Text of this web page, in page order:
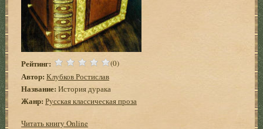
Рейтинг: (0)
Автор: Клубков Ростислав
Название: История дурака
Жанр: Русская классическая проза
Читать книгу Online